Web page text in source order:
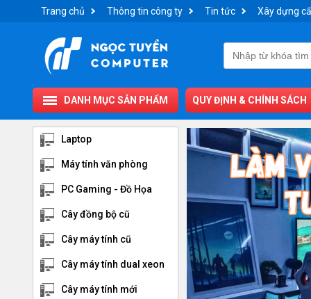
Trang chủ Thông tin công ty Tin tức Xây dựng
DANH MỤC SẢN PHẨM QUY ĐỊNH & CHÍNH SÁCH
Laptop
Máy tính văn phòng
PC Gaming - Đồ Họa
Cây đồng bộ cũ
Cây máy tính cũ
Cây máy tính dual xeon
Cây máy tính mới